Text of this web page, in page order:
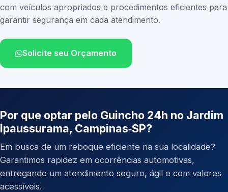
com veículos apropriados e procedimentos eficientes para
garantir segurança em cada atendimento.
Solicite seu Orçamento
Por que optar pelo Guincho 24h no Jardim
Ipaussurama, Campinas‑SP?
Em busca de um reboque eficiente na sua localidade?
Garantimos rapidez em ocorrências automotivas,
entregando um atendimento seguro, ágil e com valores
acessíveis.